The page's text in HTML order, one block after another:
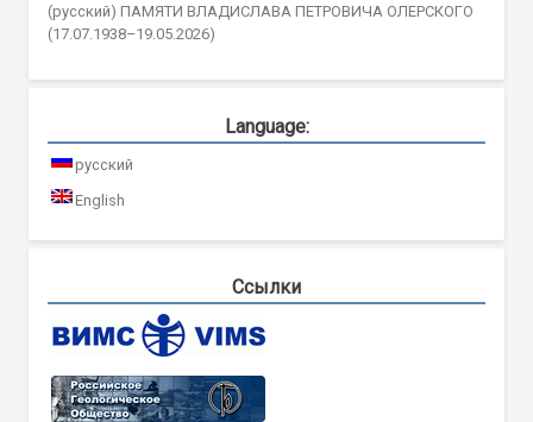
(русский) ПАМЯТИ ВЛАДИСЛАВА ПЕТРОВИЧА ОЛЕРСКОГО
(17.07.1938–19.05.2026)
Language:
русский
English
Ссылки